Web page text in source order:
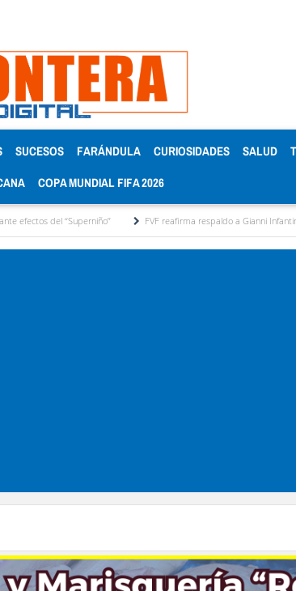
SUCESOS FARÁNDULA CURIOSIDADES SALUD
COPA MUNDIAL FIFA 2026
FVF reafirma respaldo a Gianni Infantino y defiende